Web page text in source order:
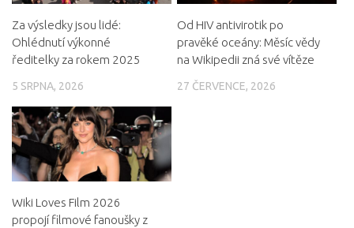
Za výsledky jsou lidé:
Ohlédnutí výkonné
ředitelky za rokem 2025
5 SRPNA, 2026
Od HIV antivirotik po
pravěké oceány: Měsíc vědy
na Wikipedii zná své vítěze
27 ČERVENCE, 2026
Wiki Loves Film 2026
propojí filmové fanoušky z